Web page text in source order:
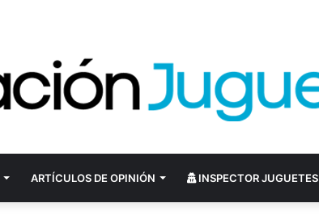
ARTÍCULOS DE OPINIÓN INSPECTOR JUGUETES